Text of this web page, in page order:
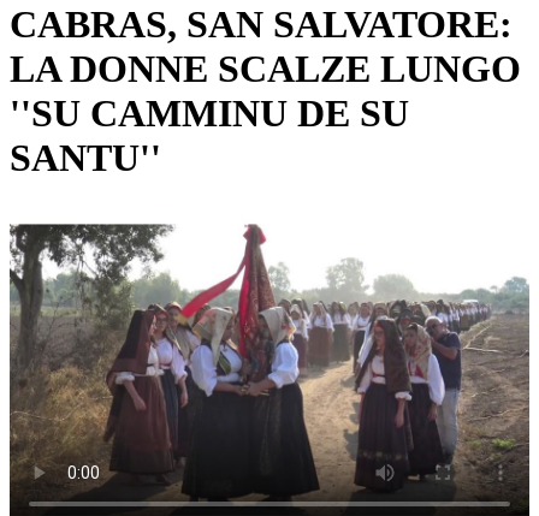
CABRAS, SAN SALVATORE:
LA DONNE SCALZE LUNGO
''SU CAMMINU DE SU
SANTU''